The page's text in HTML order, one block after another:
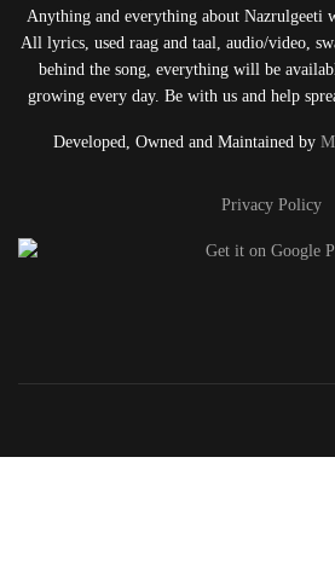
Anything and everything about Nazrulgeeti
All lyrics, used raag and taal, audio/video,
behind the song, everything will be
growing every day. Be with us and help
Developed, Owned and Maintained by
Privacy Policy